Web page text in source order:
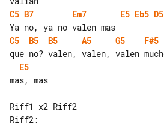
C5 B7 Em7 E5 Eb5 D5
C5
B5 B5 A5 G5
F#5
E5
mas, mas
Riff2: